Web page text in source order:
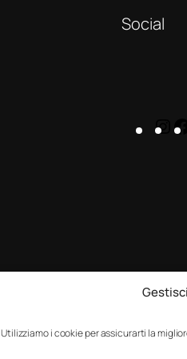
Utilizziamo i cookie per assicurarti la
Social